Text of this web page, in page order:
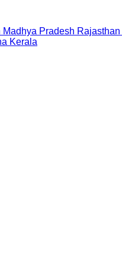
Madhya Pradesh Rajasthan
Kerala